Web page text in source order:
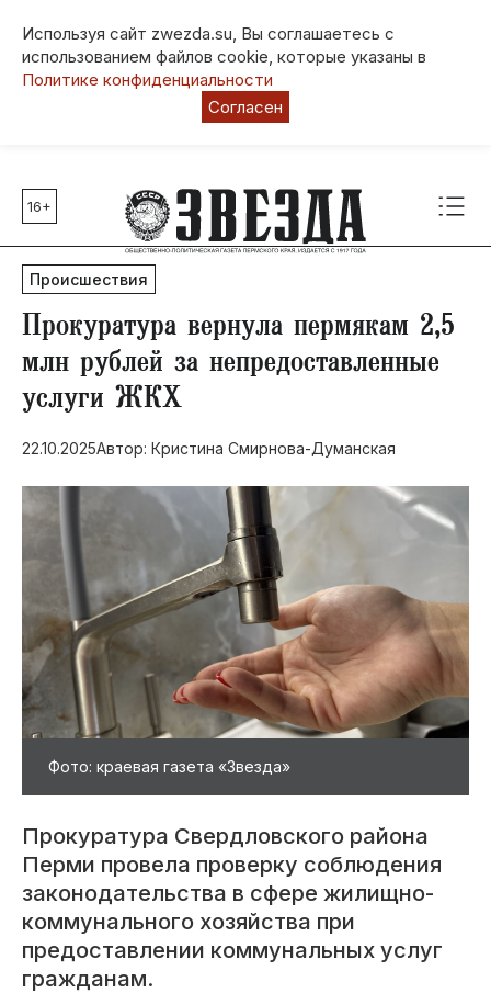
Используя сайт zwezda.su, Вы соглашаетесь с
использованием файлов cookie, которые указаны в
Политике конфиденциальности
Согласен
Главные темы
80 лет Победы
Молодежная столица РФ
СВО
Выборы в Пермском крае
Социальная поддержка
Инфраструктура
Благоустройство
16+
Происшествия
Прокуратура вернула пермякам 2,5
млн рублей за непредоставленные
услуги ЖКХ
22.10.2025Автор: Кристина Смирнова-Думанская
Фото: краевая газета «Звезда»
Прокуратура Свердловского района
Перми провела проверку соблюдения
законодательства в сфере жилищно-
коммунального хозяйства при
предоставлении коммунальных услуг
гражданам.